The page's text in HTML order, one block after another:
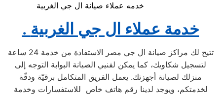
خدمه عملاء صيانة ال جي الغربية
. خدمة عملاء ال جي الغربية
تتيح لك مراكز صيانة ال جي مصر الاستفادة من خدمة 24 ساعة
لتسجيل شكاويك، كما يمكن لفنيي الصيانة البوابة التوجه إلى
منزلك لصيانة أجهزتك. يعمل الفريق المتكامل برقيّة ودقّة
لخدمتكم، ويوجد لدينا رقم هاتف خاص للاستفسارات وخدمة